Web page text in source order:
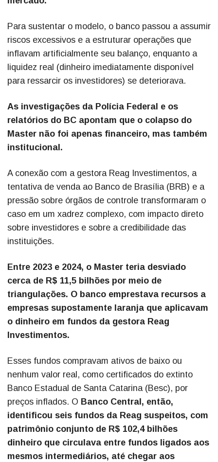
Para sustentar o modelo, o banco passou a assumir
riscos excessivos e a estruturar operações que
inflavam artificialmente seu balanço, enquanto a
liquidez real (dinheiro imediatamente disponível
para ressarcir os investidores) se deteriorava.
As investigações da Polícia Federal e os
relatórios do BC apontam que o colapso do
Master não foi apenas financeiro, mas também
institucional.
A conexão com a gestora Reag Investimentos, a
tentativa de venda ao Banco de Brasília (BRB) e a
pressão sobre órgãos de controle transformaram o
caso em um xadrez complexo, com impacto direto
sobre investidores e sobre a credibilidade das
instituições.
Entre 2023 e 2024, o Master teria desviado
cerca de R$ 11,5 bilhões por meio de
triangulações. O banco emprestava recursos a
empresas supostamente laranja que aplicavam
o dinheiro em fundos da gestora Reag
Investimentos.
Esses fundos compravam ativos de baixo ou
nenhum valor real, como certificados do extinto
Banco Estadual de Santa Catarina (Besc), por
preços inflados. O Banco Central, então,
identificou seis fundos da Reag suspeitos, com
patrimônio conjunto de R$ 102,4 bilhões
dinheiro que circulava entre fundos ligados aos
mesmos intermediários, até chegar aos